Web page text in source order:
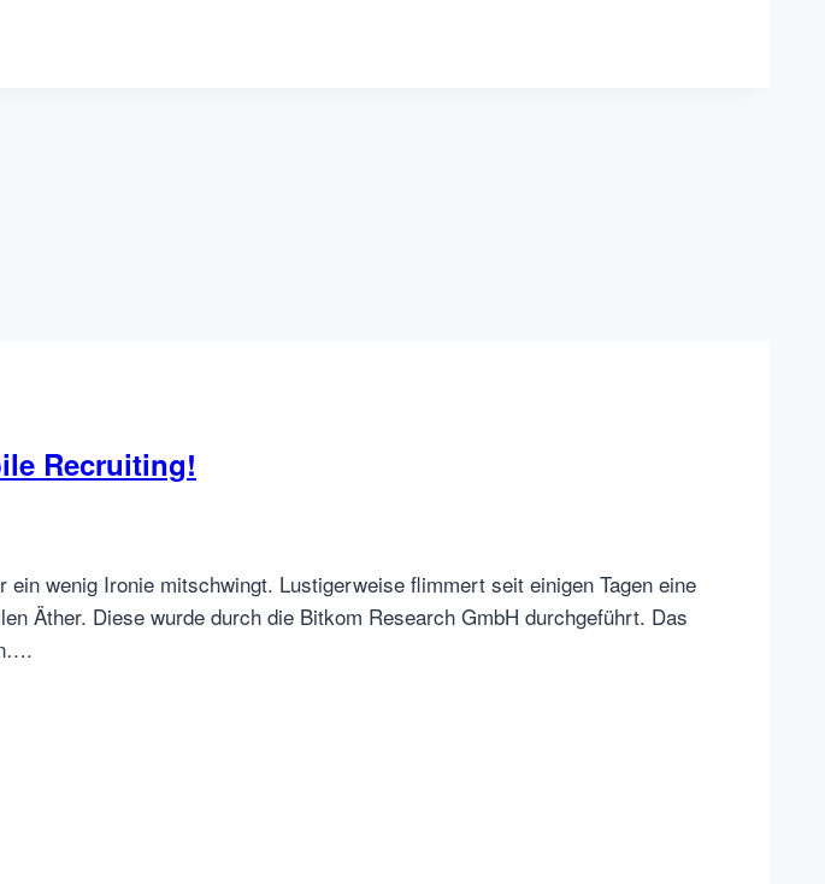
Recruiting!
wenig Ironie mitschwingt. Lustigerweise flimmert seit einigen Tagen eine
Äther. Diese wurde durch die Bitkom Research GmbH durchgeführt. Das